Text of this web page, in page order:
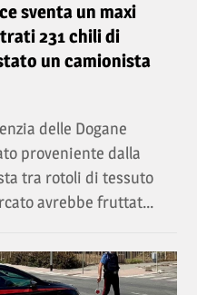
sventa un maxi
231 chili di
un camionista
delle Dogane
proveniente dalla
tra rotoli di tessuto
avrebbe fruttat...